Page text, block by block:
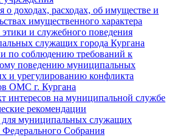
о доходах, расходах, об имуществе и
имущественного характера
и служебного поведения
служащих города Кургана
по соблюдению требований к
поведению муниципальных
и урегулированию конфликта
ОМС г. Кургана
интересов на муниципальной службе
рекомендации
для муниципальных служащих
Cобрания